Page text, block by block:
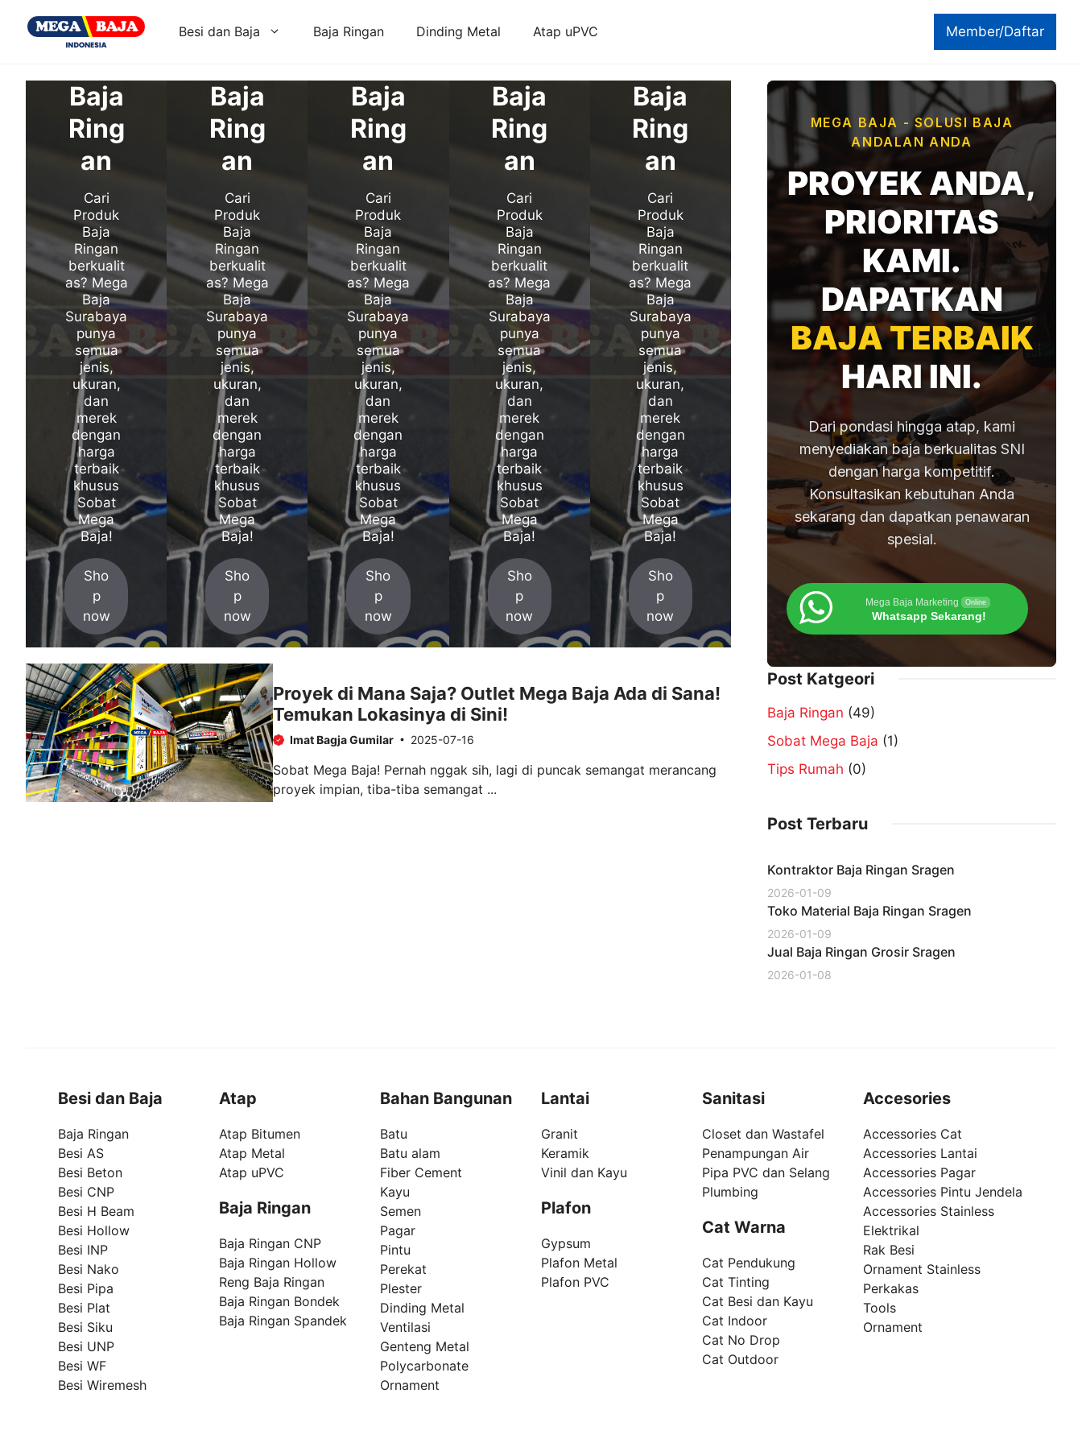
Member/Daftar
Besi dan Baja Baja Ringan Dinding Metal Atap uPVC
Baja
Ring
an
Cari
Produk
Baja
Ringan
berkualit
as? Mega
Baja
Surabaya
punya
semua
jenis,
ukuran,
dan
merek
dengan
harga
terbaik
khusus
Sobat
Mega
Baja!
Sho
p
now
Baja
Ring
an
Cari
Produk
Baja
Ringan
berkualit
as? Mega
Baja
Surabaya
punya
semua
jenis,
ukuran,
dan
merek
dengan
harga
terbaik
khusus
Sobat
Mega
Baja!
Sho
p
now
Baja
Ring
an
Cari
Produk
Baja
Ringan
berkualit
as? Mega
Baja
Surabaya
punya
semua
jenis,
ukuran,
dan
merek
dengan
harga
terbaik
khusus
Sobat
Mega
Baja!
Sho
p
now
Baja
Ring
an
Cari
Produk
Baja
Ringan
berkualit
as? Mega
Baja
Surabaya
punya
semua
jenis,
ukuran,
dan
merek
dengan
harga
terbaik
khusus
Sobat
Mega
Baja!
Sho
p
now
Baja
Ring
an
Cari
Produk
Baja
Ringan
berkualit
as? Mega
Baja
Surabaya
punya
semua
jenis,
ukuran,
dan
merek
dengan
harga
terbaik
khusus
Sobat
Mega
Baja!
Sho
p
now
Proyek di Mana Saja? Outlet Mega Baja Ada di Sana!
Temukan Lokasinya di Sini!
Imat Bagja Gumilar 2025-07-16
Sobat Mega Baja! Pernah nggak sih, lagi di puncak semangat merancang
proyek impian, tiba-tiba semangat ...
MEGA BAJA - SOLUSI BAJA
ANDALAN ANDA
PROYEK ANDA,
PRIORITAS
KAMI.
DAPATKAN
BAJA TERBAIK
HARI INI.
Dari pondasi hingga atap, kami
menyediakan baja berkualitas SNI
dengan harga kompetitif.
Konsultasikan kebutuhan Anda
sekarang dan dapatkan penawaran
spesial.
Mega Baja Marketing Online
Whatsapp Sekarang!
Post Katgeori
Baja Ringan (49)
Sobat Mega Baja (1)
Tips Rumah (0)
Post Terbaru
Kontraktor Baja Ringan Sragen
2026-01-09
Toko Material Baja Ringan Sragen
2026-01-09
Jual Baja Ringan Grosir Sragen
2026-01-08
Besi dan Baja
Baja Ringan
Besi AS
Besi Beton
Besi CNP
Besi H Beam
Besi Hollow
Besi INP
Besi Nako
Besi Pipa
Besi Plat
Besi Siku
Besi UNP
Besi WF
Besi Wiremesh
Atap
Atap Bitumen
Atap Metal
Atap uPVC
Baja Ringan
Baja Ringan CNP
Baja Ringan Hollow
Reng Baja Ringan
Baja Ringan Bondek
Baja Ringan Spandek
Bahan Bangunan
Batu
Batu alam
Fiber Cement
Kayu
Semen
Pagar
Pintu
Perekat
Plester
Dinding Metal
Ventilasi
Genteng Metal
Polycarbonate
Ornament
Lantai
Granit
Keramik
Vinil dan Kayu
Plafon
Gypsum
Plafon Metal
Plafon PVC
Sanitasi
Closet dan Wastafel
Penampungan Air
Pipa PVC dan Selang
Plumbing
Cat Warna
Cat Pendukung
Cat Tinting
Cat Besi dan Kayu
Cat Indoor
Cat No Drop
Cat Outdoor
Accesories
Accessories Cat
Accessories Lantai
Accessories Pagar
Accessories Pintu Jendela
Accessories Stainless
Elektrikal
Rak Besi
Ornament Stainless
Perkakas
Tools
Ornament